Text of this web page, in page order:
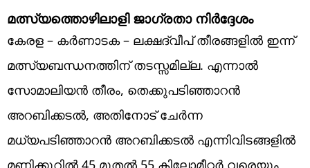
മത്സ്യത്തൊഴിലാളി ജാഗ്രതാ നിർദ്ദേശം
കേരള – കർണാടക – ലക്ഷദ്വീപ് തീരങ്ങളിൽ ഇന്ന്
മത്സ്യബന്ധനത്തിന് തടസ്സമില്ല. എന്നാൽ
സോമാലിയൻ തീരം, തെക്കുപടിഞ്ഞാറൻ
അറബിക്കടൽ, അതിനോട് ചേർന്ന
മധ്യപടിഞ്ഞാറൻ അറബിക്കടൽ എന്നിവിടങ്ങളിൽ
മണിക്കൂറിൽ 45 മുതൽ 55 കിലോമീറ്റർ വരെയും,